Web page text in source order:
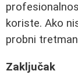
koriste. Ako
probni
Zaključak